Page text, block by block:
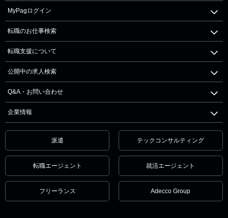
MyPagログイン
転職のお仕事検索
転職支援について
公開中の求人検索
Q&A・お問い合わせ
企業情報
派遣 テックコンサルティング
転職エージェント 就活エージェント
フリーランス Adecco Group